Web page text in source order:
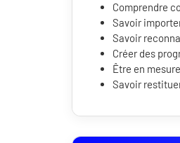
Comprendre
Savoir
Savoir
Créer des
Être en
Savoir